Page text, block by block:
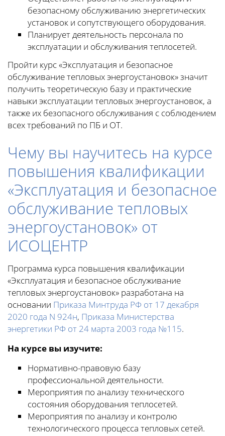
безопасному обслуживанию энергетических
установок и сопутствующего оборудования.
Планирует деятельность персонала по
эксплуатации и обслуживания теплосетей.
Пройти курс «Эксплуатация и безопасное
обслуживание тепловых энергоустановок» значит
получить теоретическую базу и практические
навыки эксплуатации тепловых энергоустановок, а
также их безопасного обслуживания с соблюдением
всех требований по ПБ и ОТ.
Чему вы научитесь на курсе
повышения квалификации
«Эксплуатация и безопасное
обслуживание тепловых
энергоустановок» от
ИСОЦЕНТР
Программа курса повышения квалификации
«Эксплуатация и безопасное обслуживание
тепловых энергоустановок» разработана на
основании Приказа Минтруда РФ от 17 декабря
2020 года N 924н, Приказа Министерства
энергетики РФ от 24 марта 2003 года №115.
На курсе вы изучите:
Нормативно-правовую базу
профессиональной деятельности.
Мероприятия по анализу технического
состояния оборудования теплосетей.
Мероприятия по анализу и контролю
технологического процесса тепловых сетей.